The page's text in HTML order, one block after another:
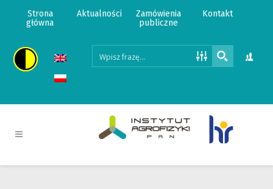
Strona
główna
Aktualności
Zamówienia
publiczne
Kontakt